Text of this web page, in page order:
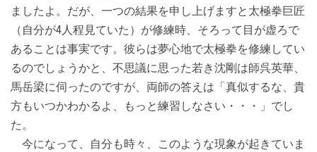
ましたよ。だが、一つの結果を申し上げますと太極拳巨匠
（自分が4人程見ていた）が修練時、そろって目が虚ろで
あることは事実です。彼らは夢心地で太極拳を修練してい
るのでしょうかと、不思議に思った若き沈剛は師呉英華、
馬岳梁に伺ったのですが、両師の答えは「真似するな、貴
方もいつかわかるよ、もっと練習しなさい・・・」でし
た。
今になって、自分も時々、このような現象が起きていま